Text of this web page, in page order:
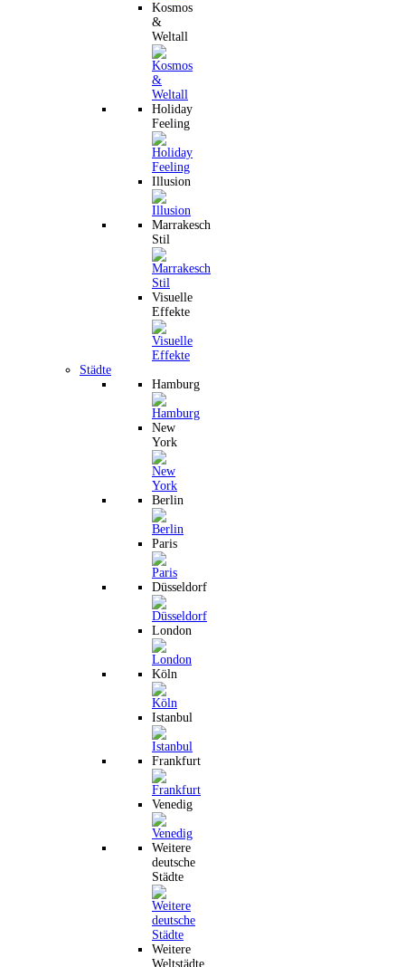
Kosmos
&
Weltall
Holiday
Feeling
Illusion
Marrakesch
Stil
Visuelle
Effekte
Städte
Hamburg
New
York
Berlin
Paris
Düsseldorf
London
Köln
Istanbul
Frankfurt
Venedig
Weitere
deutsche
Städte
Weitere
Weltstädte